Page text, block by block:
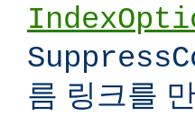
름 링크를